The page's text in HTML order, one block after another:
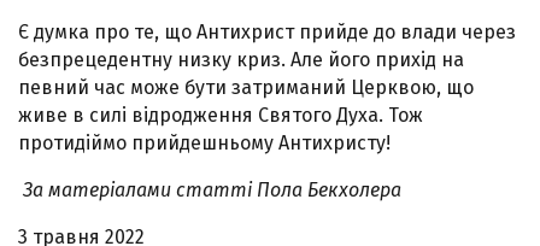
Є думка про те, що Антихрист прийде до влади через
безпрецедентну низку криз. Але його прихід на
певний час може бути затриманий Церквою, що
живе в силі відродження Святого Духа. Тож
протидіймо прийдешньому Антихристу!
За матеріалами статті Пола Бекхолера
3 травня 2022